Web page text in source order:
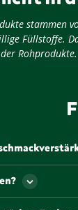
stammen
Füllstoffe.
Rohprodukte.
oder den
Eiweiß, dass